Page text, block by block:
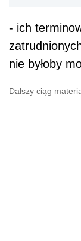
- ich
nie byłoby
Dalszy ciąg